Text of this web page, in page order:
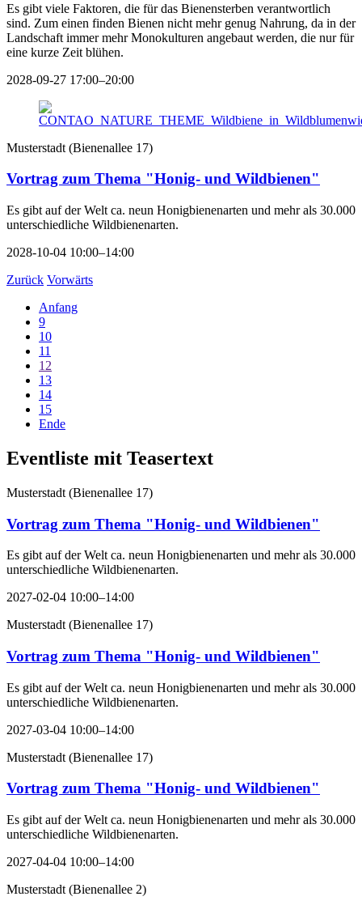
Es gibt viele Faktoren, die für das Bienensterben verantwortlich
sind. Zum einen finden Bienen nicht mehr genug Nahrung, da in der
Landschaft immer mehr Monokulturen angebaut werden, die nur für
eine kurze Zeit blühen.
2028-09-27 17:00–20:00
Musterstadt (Bienenallee 17)
Vortrag zum Thema "Honig- und Wildbienen"
Es gibt auf der Welt ca. neun Honigbienenarten und mehr als 30.000
unterschiedliche Wildbienenarten.
2028-10-04 10:00–14:00
Zurück Vorwärts
Anfang
9
10
11
12
13
14
15
Ende
Eventliste mit Teasertext
Musterstadt (Bienenallee 17)
Vortrag zum Thema "Honig- und Wildbienen"
Es gibt auf der Welt ca. neun Honigbienenarten und mehr als 30.000
unterschiedliche Wildbienenarten.
2027-02-04 10:00–14:00
Musterstadt (Bienenallee 17)
Vortrag zum Thema "Honig- und Wildbienen"
Es gibt auf der Welt ca. neun Honigbienenarten und mehr als 30.000
unterschiedliche Wildbienenarten.
2027-03-04 10:00–14:00
Musterstadt (Bienenallee 17)
Vortrag zum Thema "Honig- und Wildbienen"
Es gibt auf der Welt ca. neun Honigbienenarten und mehr als 30.000
unterschiedliche Wildbienenarten.
2027-04-04 10:00–14:00
Musterstadt (Bienenallee 2)